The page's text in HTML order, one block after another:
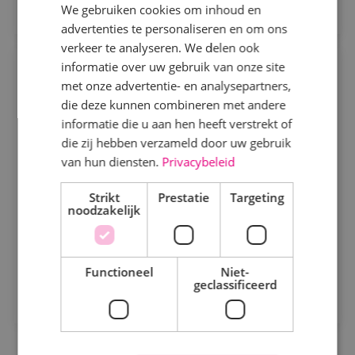
Specialisme
Beveiligingstechniek
Elektrotechniek
Energietechniek
Staf
Uren
Fulltime
Parttime
Projectengineer beveiligingstechniek
Beveiligingstechniek Fulltime MBO
Ontwerpen, afstemmen en vooruitdenken. Als
projectengineer beveiligingstechniek maak jij het
verschil.
Bekijk vacature
Direct solliciteren
We gebruiken cookies om inhoud en
advertenties te personaliseren en om ons
verkeer te analyseren. We delen ook
informatie over uw gebruik van onze site
met onze advertentie- en analysepartners,
die deze kunnen combineren met andere
informatie die u aan hen heeft verstrekt of
die zij hebben verzameld door uw gebruik
van hun diensten. Privacybeleid
Strikt
noodzakelijk
Prestatie Targeting
Functioneel
Niet-
geclassificeerd